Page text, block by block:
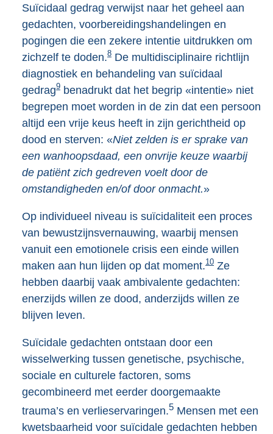
Suïcidaal gedrag verwijst naar het geheel aan
gedachten, voorbereidingshandelingen en
pogingen die een zekere intentie uitdrukken om
zichzelf te doden.8 De multidisciplinaire richtlijn
diagnostiek en behandeling van suïcidaal
gedrag9 benadrukt dat het begrip «intentie» niet
begrepen moet worden in de zin dat een persoon
altijd een vrije keus heeft in zijn gerichtheid op
dood en sterven: «Niet zelden is er sprake van
een wanhoopsdaad, een onvrije keuze waarbij
de patiënt zich gedreven voelt door de
omstandigheden en/of door onmacht.»
Op individueel niveau is suïcidaliteit een proces
van bewustzijnsvernauwing, waarbij mensen
vanuit een emotionele crisis een einde willen
maken aan hun lijden op dat moment.10 Ze
hebben daarbij vaak ambivalente gedachten:
enerzijds willen ze dood, anderzijds willen ze
blijven leven.
Suïcidale gedachten ontstaan door een
wisselwerking tussen genetische, psychische,
sociale en culturele factoren, soms
gecombineerd met eerder doorgemaakte
trauma’s en verlieservaringen.5 Mensen met een
kwetsbaarheid voor suïcidale gedachten hebben